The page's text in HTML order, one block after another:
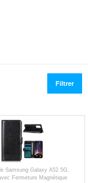
Filtrer
Samsung Galaxy A52 5G,
Fermeture Magnétique